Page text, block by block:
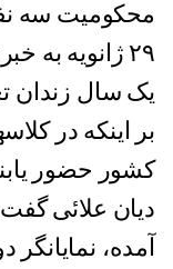
محکومیت سه
یک سال زندان
بر اینکه در
کشور حضور
دیان علائی
آمده،